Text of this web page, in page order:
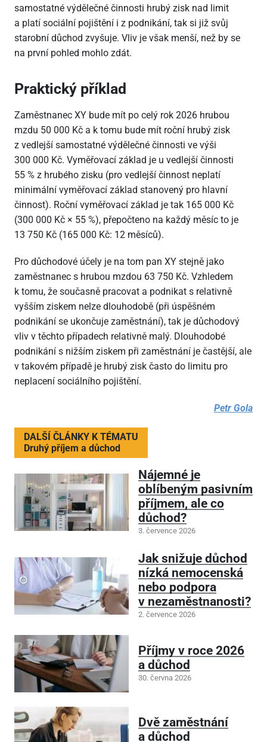
samostatné výdělečné činnosti hrubý zisk nad limit
a platí sociální pojištění i z podnikání, tak si již svůj
starobní důchod zvyšuje. Vliv je však menší, než by se
na první pohled mohlo zdát.
Praktický příklad
Zaměstnanec XY bude mít po celý rok 2026 hrubou
mzdu 50 000 Kč a k tomu bude mít roční hrubý zisk
z vedlejší samostatné výdělečné činnosti ve výši
300 000 Kč. Vyměřovací základ je u vedlejší činnosti
55 % z hrubého zisku (pro vedlejší činnost neplatí
minimální vyměřovací základ stanovený pro hlavní
činnost). Roční vyměřovací základ je tak 165 000 Kč
(300 000 Kč × 55 %), přepočteno na každý měsíc to je
13 750 Kč (165 000 Kč: 12 měsíců).
Pro důchodové účely je na tom pan XY stejně jako
zaměstnanec s hrubou mzdou 63 750 Kč. Vzhledem
k tomu, že současně pracovat a podnikat s relativně
vyšším ziskem nelze dlouhodobě (při úspěšném
podnikání se ukončuje zaměstnání), tak je důchodový
vliv v těchto případech relativně malý. Dlouhodobé
podnikání s nižším ziskem při zaměstnání je častější, ale
v takovém případě je hrubý zisk často do limitu pro
neplacení sociálního pojištění.
Petr Gola
DALŠÍ ČLÁNKY K TÉMATU
Druhý příjem a důchod
Nájemné je
oblíbeným pasivním
příjmem, ale co
důchod?
3. července 2026
Jak snižuje důchod
nízká nemocenská
nebo podpora
v nezaměstnanosti?
2. července 2026
Příjmy v roce 2026
a důchod
30. června 2026
Dvě zaměstnání
a důchod